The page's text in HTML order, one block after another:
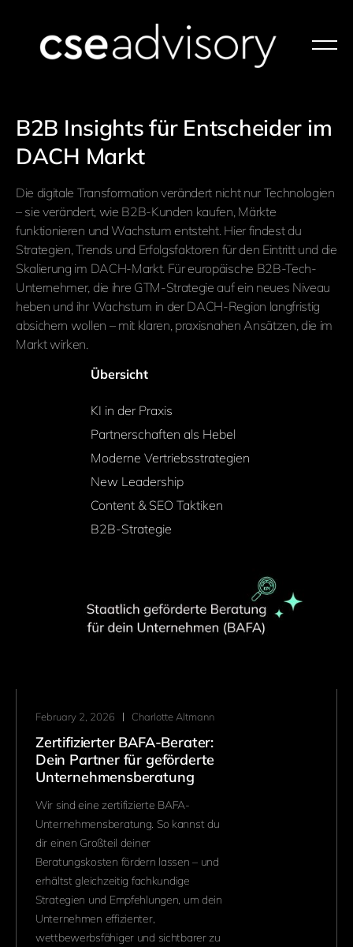
B2B Insights für Entscheider im
DACH Markt
Die digitale Transformation verändert nicht nur Technologien
– sie verändert, wie B2B-Kunden kaufen, Märkte
funktionieren und Wachstum entsteht. Hier findest du
Strategien, Trends und Erfolgsfaktoren für den Eintritt und die
Skalierung im DACH-Markt. Für europäische B2B-Tech-
Unternehmer, die ihre GTM-Strategie auf ein neues Niveau
heben und ihr Wachstum in der DACH-Region langfristig
absichern wollen – mit klaren, praxisnahen Ansätzen, die im
Markt wirken.
Übersicht
KI in der Praxis
Partnerschaften als Hebel
Moderne Vertriebsstrategien
New Leadership
Content & SEO Taktiken
B2B-Strategie
February 2, 2026 Charlotte Altmann
Zertifizierter BAFA-Berater:
Dein Partner für geförderte
Unternehmensberatung
Wir sind eine zertifizierte BAFA-
Unternehmensberatung. So kannst du
dir einen Großteil deiner
Beratungskosten fördern lassen – und
erhältst gleichzeitig fachkundige
Strategien und Empfehlungen, um dein
Unternehmen effizienter,
wettbewerbsfähiger und sichtbarer zu